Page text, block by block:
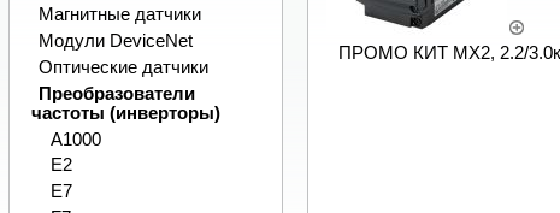
ПРОМО КИТ MX2, 2.2/
Магнитные датчики
Модули DeviceNet
Оптические датчики
Преобразователи
частоты (инверторы)
A1000
E2
E7